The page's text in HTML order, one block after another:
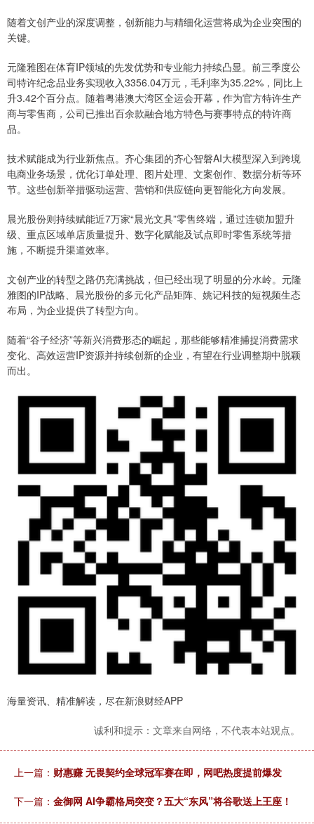
随着文创产业的深度调整，创新能力与精细化运营将成为企业突围的
关键。
元隆雅图在体育IP领域的先发优势和专业能力持续凸显。前三季度公
司特许纪念品业务实现收入3356.04万元，毛利率为35.22%，同比上
升3.42个百分点。随着粤港澳大湾区全运会开幕，作为官方特许生产
商与零售商，公司已推出百余款融合地方特色与赛事特点的特许商
品。
技术赋能成为行业新焦点。齐心集团的齐心智磐AI大模型深入到跨境
电商业务场景，优化订单处理、图片处理、文案创作、数据分析等环
节。这些创新举措驱动运营、营销和供应链向更智能化方向发展。
晨光股份则持续赋能近7万家“晨光文具”零售终端，通过连锁加盟升
级、重点区域单店质量提升、数字化赋能及试点即时零售系统等措
施，不断提升渠道效率。
文创产业的转型之路仍充满挑战，但已经出现了明显的分水岭。元隆
雅图的IP战略、晨光股份的多元化产品矩阵、姚记科技的短视频生态
布局，为企业提供了转型方向。
随着“谷子经济”等新兴消费形态的崛起，那些能够精准捕捉消费需求
变化、高效运营IP资源并持续创新的企业，有望在行业调整期中脱颖
而出。
海量资讯、精准解读，尽在新浪财经APP
诚利和提示：文章来自网络，不代表本站观点。
上一篇： 财惠赚 无畏契约全球冠军赛在即，网吧热度提前爆发
下一篇： 金御网 AI争霸格局突变？五大“东风”将谷歌送上王座！